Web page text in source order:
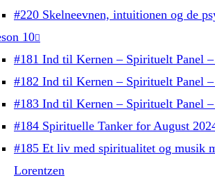
#220 Skelneevnen, intuitionen og de
10
#181 Ind til Kernen – Spirituelt Panel
#182 Ind til Kernen – Spirituelt Panel
#183 Ind til Kernen – Spirituelt Panel –
#184 Spirituelle Tanker for August
#185 Et liv med spiritualitet og musik
Lorentzen